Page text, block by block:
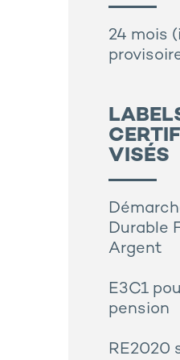
24 mois
VISÉS
Durable
Argent
E3C1
pension
RE2020